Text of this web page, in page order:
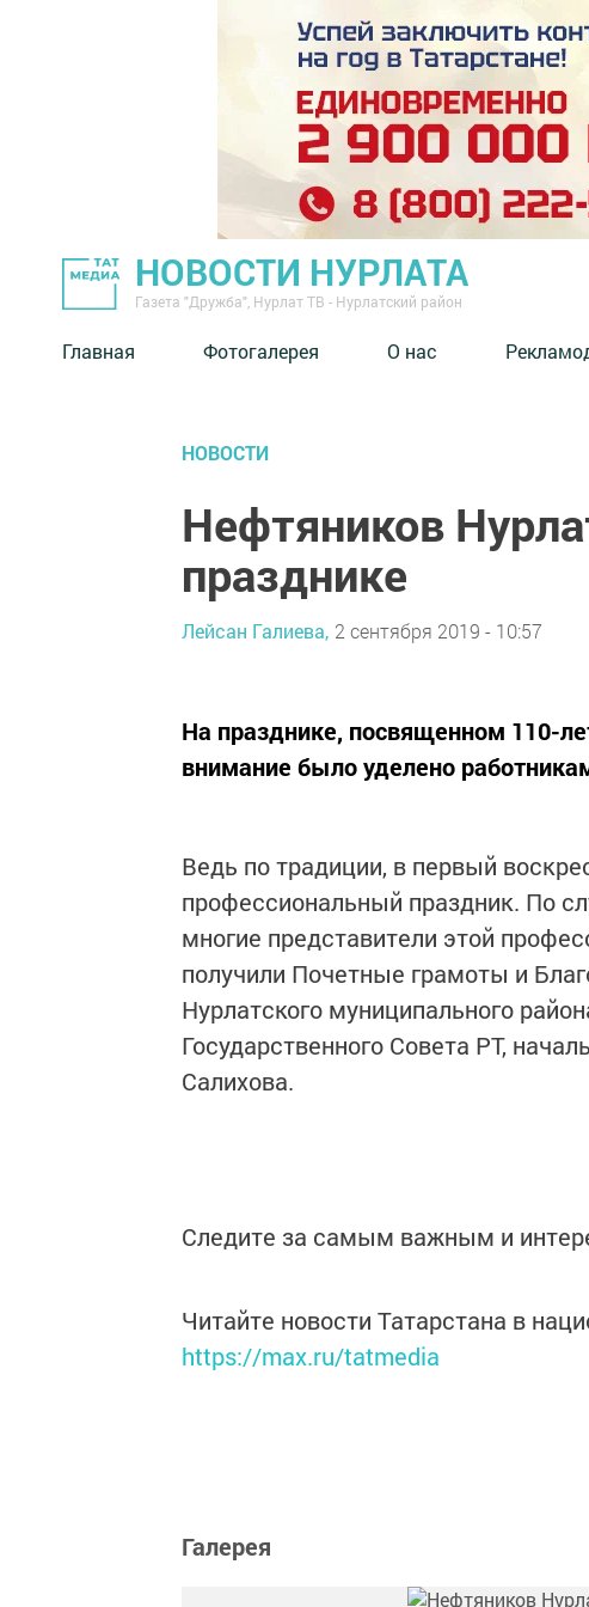
НОВОСТИ НУРЛАТА
Газета "Дружба", Нурлат ТВ - Нурлатский район
Главная Фотогалерея О нас
НОВОСТИ
Нефтяников
празднике
Лейсан Галиева, 2 сентября 2019 - 10:57
На празднике, посвященном 110-
внимание было уделено
Ведь по традиции, в первый
профессиональный праздник. По
многие представители этой
получили Почетные грамоты и
Нурлатского муниципального
Государственного Совета РТ,
Салихова.
Следите за самым важным и
Читайте новости Татарстана в
https://max.ru/tatmedia
Галерея